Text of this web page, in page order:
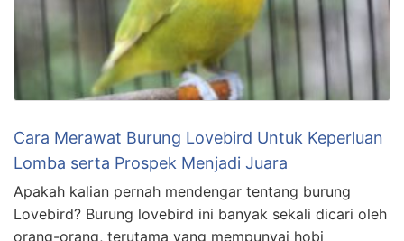
Cara Merawat Burung Lovebird Untuk Keperluan
Lomba serta Prospek Menjadi Juara
Apakah kalian pernah mendengar tentang burung
Lovebird? Burung lovebird ini banyak sekali dicari oleh
orang-orang, terutama yang mempunyai hobi